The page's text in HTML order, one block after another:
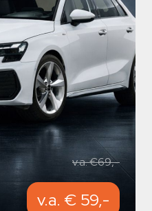
v.a. €69,-
v.a. € 59,-